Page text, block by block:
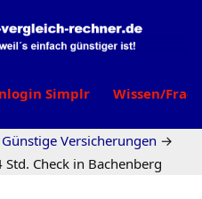
Simplr Wissen/
Günstige Versicherungen →
Check in Bachenberg